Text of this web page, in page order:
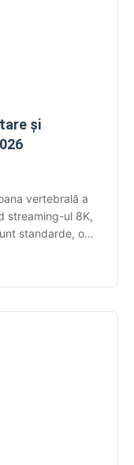
și
vertebrală a
streaming-ul 8K,
standarde, o
DIGI din